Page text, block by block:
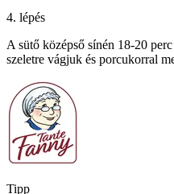
4. lépés
A sütő középső sínén 18-20
szeletre vágjuk és porcukorral
Tipp